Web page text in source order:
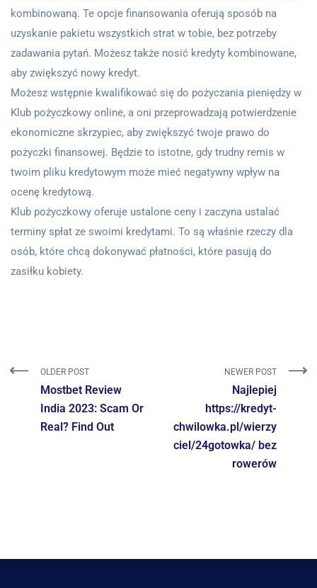
kombinowaną. Te opcje finansowania oferują sposób na
uzyskanie pakietu wszystkich strat w tobie, bez potrzeby
zadawania pytań. Możesz także nosić kredyty kombinowane,
aby zwiększyć nowy kredyt.
Możesz wstępnie kwalifikować się do pożyczania pieniędzy w
Klub pożyczkowy online, a oni przeprowadzają potwierdzenie
ekonomiczne skrzypiec, aby zwiększyć twoje prawo do
pożyczki finansowej. Będzie to istotne, gdy trudny remis w
twoim pliku kredytowym może mieć negatywny wpływ na
ocenę kredytową.
Klub pożyczkowy oferuje ustalone ceny i zaczyna ustalać
terminy spłat ze swoimi kredytami. To są właśnie rzeczy dla
osób, które chcą dokonywać płatności, które pasują do
zasiłku kobiety.
OLDER POST
Mostbet Review
India 2023: Scam Or
Real? Find Out
NEWER POST
Najlepiej
https://kredyt-
chwilowka.pl/wierzy
ciel/24gotowka/ bez
rowerów